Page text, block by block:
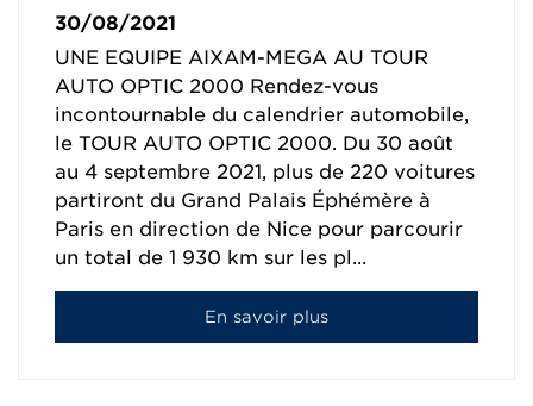
30/08/2021
UNE EQUIPE AIXAM-MEGA AU TOUR
AUTO OPTIC 2000 Rendez-vous
incontournable du calendrier automobile,
le TOUR AUTO OPTIC 2000. Du 30 août
au 4 septembre 2021, plus de 220 voitures
partiront du Grand Palais Éphémère à
Paris en direction de Nice pour parcourir
un total de 1 930 km sur les pl...
En savoir plus